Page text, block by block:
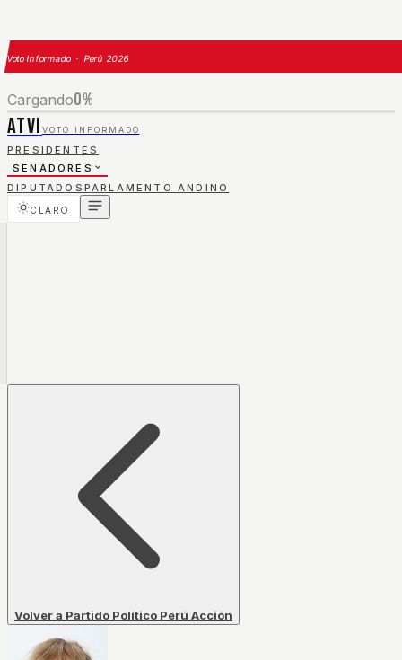
Voto Informado · Perú 2026
Cargando0%
ATVI VOTO INFORMADO
PRESIDENTES
SENADORES
DIPUTADOS PARLAMENTO ANDINO
CLARO
Volver a Partido Político Perú Acción